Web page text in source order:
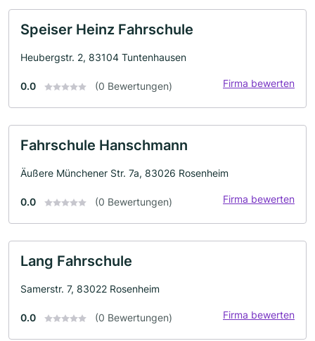
Speiser Heinz Fahrschule
Heubergstr. 2, 83104 Tuntenhausen
0.0 (0 Bewertungen) Firma bewerten
Fahrschule Hanschmann
Äußere Münchener Str. 7a, 83026 Rosenheim
0.0 (0 Bewertungen) Firma bewerten
Lang Fahrschule
Samerstr. 7, 83022 Rosenheim
0.0 (0 Bewertungen) Firma bewerten